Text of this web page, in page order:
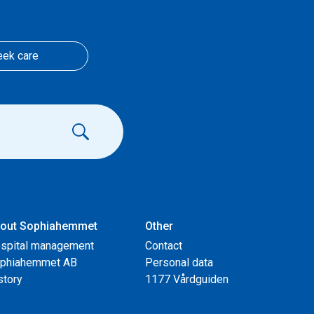
care
Sophiahemmet
management
AB
Other
Contact
Personal data
1177 Vårdguiden